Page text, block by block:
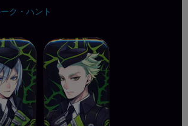
ク・ハント